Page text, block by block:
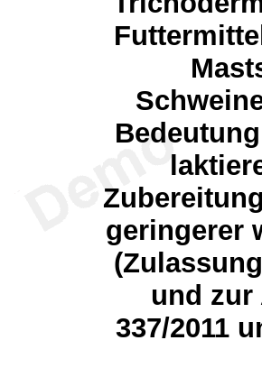
geringerer
und zur
337/2011